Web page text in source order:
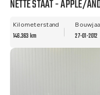
NETTE STAAT - APPLE/
Kilometerstand
146.363 km 27-01-2012